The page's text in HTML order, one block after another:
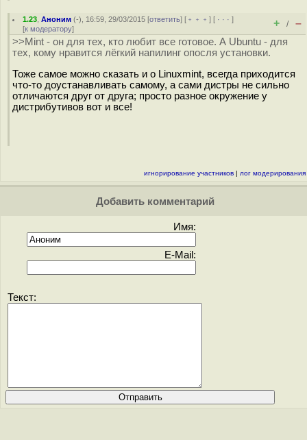
1.23 ,Аноним (-), 16:59, 29/03/2015 [ответить] [ ﹢﹢﹢] [ · · ·]
[к модератору] + / –
>>Mint - он для тех, кто любит все готовое. А Ubuntu - для
тех, кому нравится лёгкий напилинг опосля установки.
Тоже самое можно сказать и о Linuxmint, всегда приходится
что-то доустанавливать самому, а сами дистры не сильно
отличаются друг от друга; просто разное окружение у
дистрибутивов вот и все!
игнорирование участников | лог модерирования
Добавить комментарий
Имя:
E-Mail:
Текст: